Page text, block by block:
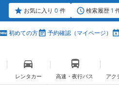
初めての方 予約確認（マイページ）
レンタカー 高速・夜行バス アク
お気に入り 0 件 検索履歴 1